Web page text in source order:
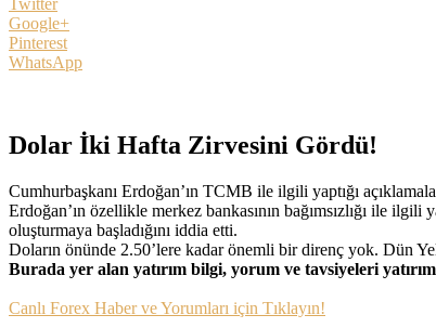
Google+
Pinterest
WhatsApp
Dolar İki Hafta Zirvesini Gördü!
Cumhurbaşkanı Erdoğan’ın TCMB ile ilgili yaptığı
Erdoğan’ın özellikle merkez bankasının bağımsızlığı ile
oluşturmaya başladığını iddia etti.
Doların önünde 2.50’lere kadar önemli bir direnç yok. Dün
Burada yer alan yatırım bilgi, yorum ve tavsiyeleri
Canlı Forex Haber ve Yorumları için Tıklayın!